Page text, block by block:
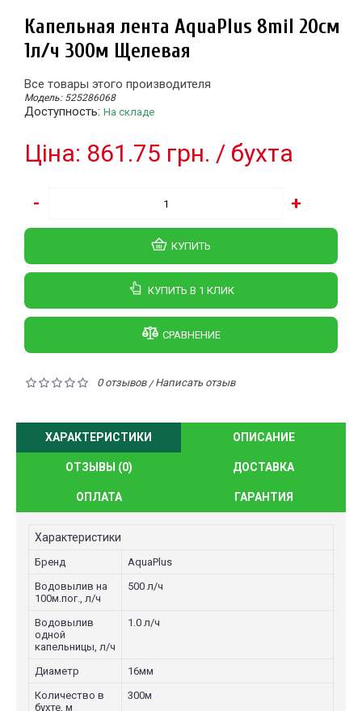
Капельная лента AquaPlus 8mil 20см
1л/ч 300м Щелевая
Все товары этого производителя
Модель: 525286068
Доступность: На складе
Цiна: 861.75 грн. / бухта
- +
КУПИТЬ
КУПИТЬ В 1 КЛИК
СРАВНЕНИЕ
0 отзывов/Написать отзыв
ХАРАКТЕРИСТИКИ ОПИСАНИЕ
ОТЗЫВЫ (0) ДОСТАВКА
ОПЛАТА ГАРАНТИЯ
Характеристики
Бренд
AquaPlus
Водовылив на
100м.пог., л/ч
500 л/ч
Водовылив
одной
капельницы, л/ч
1.0 л/ч
Диаметр
16мм
Количество в
бухте, м
300м